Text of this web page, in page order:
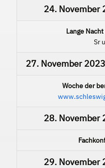
24. November
Lange
Sr
27. November 2023
Woche der
28. November
29. November